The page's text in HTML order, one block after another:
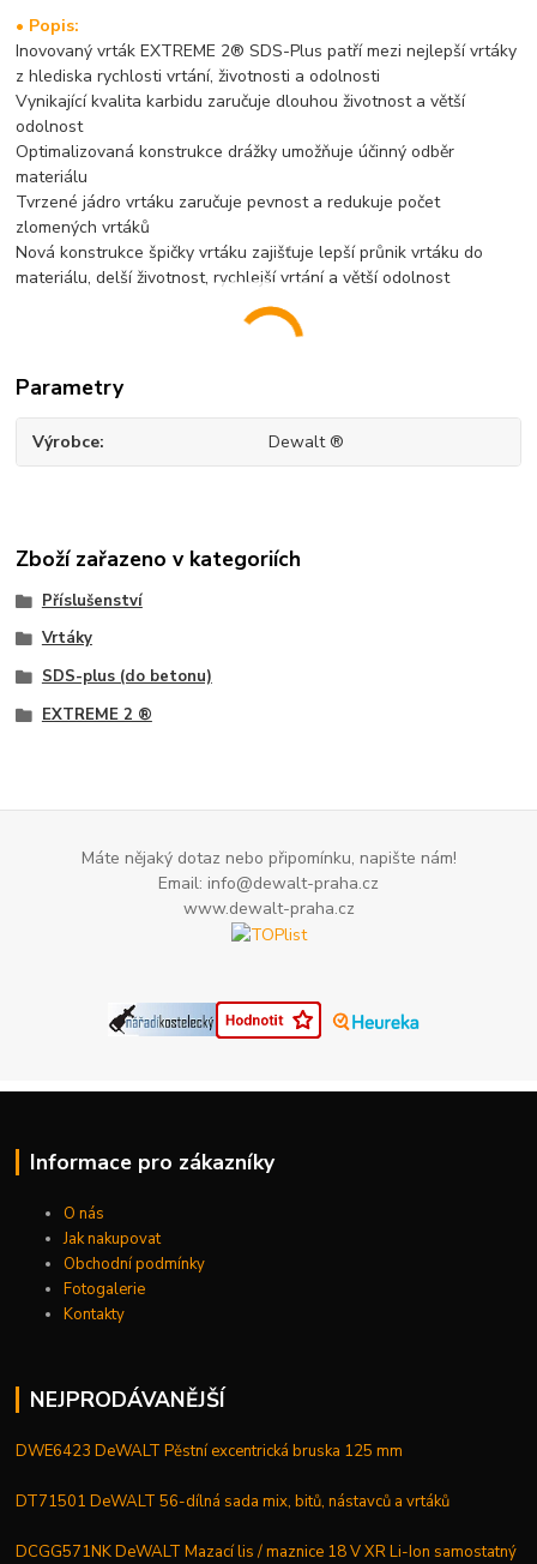
• Popis:
Inovovaný vrták EXTREME 2® SDS-Plus patří mezi nejlepší vrtáky
z hlediska rychlosti vrtání, životnosti a odolnosti
Vynikající kvalita karbidu zaručuje dlouhou životnost a větší
odolnost
Optimalizovaná konstrukce drážky umožňuje účinný odběr
materiálu
Tvrzené jádro vrtáku zaručuje pevnost a redukuje počet
zlomených vrtáků
Nová konstrukce špičky vrtáku zajišťuje lepší průnik vrtáku do
materiálu, delší životnost, rychlejší vrtání a větší odolnost
Parametry
Výrobce Dewalt ®
Zboží zařazeno v kategoriích
Příslušenství
Vrtáky
SDS-plus (do betonu)
EXTREME 2 ®
Máte nějaký dotaz nebo připomínku, napište nám!
Email: info@dewalt-praha.cz
www.dewalt-praha.cz
Informace pro zákazníky
O nás
Jak nakupovat
Obchodní podmínky
Fotogalerie
Kontakty
NEJPRODÁVANĚJŠÍ
DWE6423 DeWALT Pěstní excentrická bruska 125 mm
DT71501 DeWALT 56-dílná sada mix, bitů, nástavců a vrtáků
DCGG571NK DeWALT Mazací lis / maznice 18 V XR Li-Ion samostatný